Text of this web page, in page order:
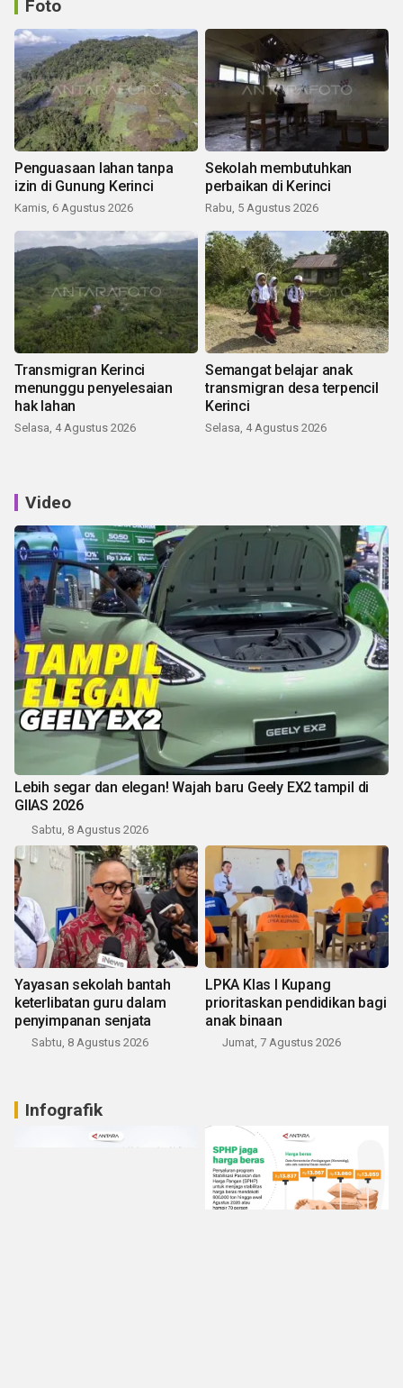
Foto
Penguasaan lahan tanpa
izin di Gunung Kerinci
Kamis, 6 Agustus 2026
Sekolah membutuhkan
perbaikan di Kerinci
Rabu, 5 Agustus 2026
Transmigran Kerinci
menunggu penyelesaian
hak lahan
Selasa, 4 Agustus 2026
Semangat belajar anak
transmigran desa terpencil
Kerinci
Selasa, 4 Agustus 2026
Video
Lebih segar dan elegan! Wajah baru Geely EX2 tampil di
GIIAS 2026
Sabtu, 8 Agustus 2026
Yayasan sekolah bantah
keterlibatan guru dalam
penyimpanan senjata
Sabtu, 8 Agustus 2026
LPKA Klas I Kupang
prioritaskan pendidikan bagi
anak binaan
Jumat, 7 Agustus 2026
Infografik